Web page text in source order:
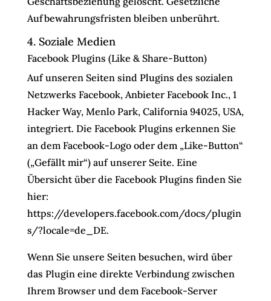
Aufbewahrungsfristen bleiben unberührt.
4. Soziale Medien
Facebook Plugins (Like & Share-Button)
Auf unseren Seiten sind Plugins des sozialen
Netzwerks Facebook, Anbieter Facebook Inc., 1
Hacker Way, Menlo Park, California 94025, USA,
integriert. Die Facebook Plugins erkennen Sie
an dem Facebook-Logo oder dem „Like-Button“
(„Gefällt mir“) auf unserer Seite. Eine
Übersicht über die Facebook Plugins finden Sie
hier:
https://developers.facebook.com/docs/plugin
s/?locale=de_DE.
Wenn Sie unsere Seiten besuchen, wird über
das Plugin eine direkte Verbindung zwischen
Ihrem Browser und dem Facebook-Server